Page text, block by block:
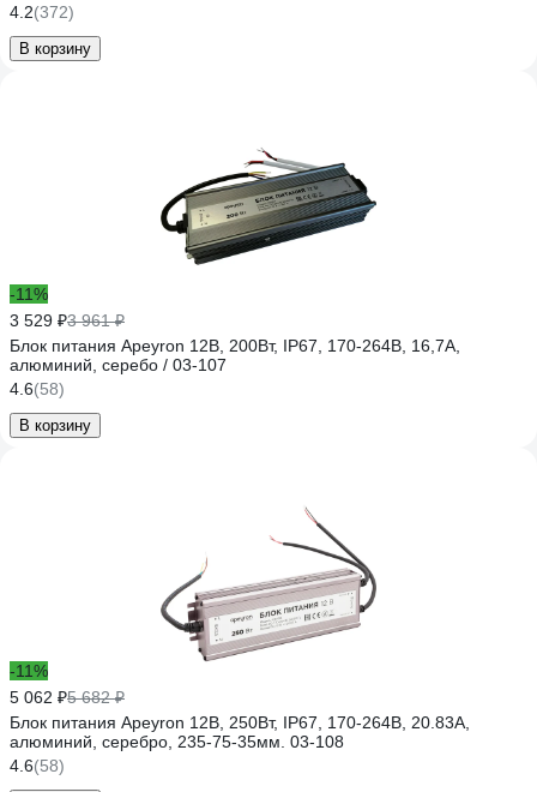
4.2(372)
В корзину
-11%
3 529 ₽3 961 ₽
Блок питания Apeyron 12В, 200Вт, IP67, 170-264В, 16,7А,
алюминий, серебо / 03-107
4.6(58)
В корзину
-11%
5 062 ₽5 682 ₽
Блок питания Apeyron 12В, 250Вт, IP67, 170-264В, 20.83А,
алюминий, серебро, 235-75-35мм. 03-108
4.6(58)